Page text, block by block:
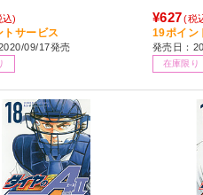
込)
サービス
09/17発売
¥627 (税
19ポイン
発売日：
在庫限り